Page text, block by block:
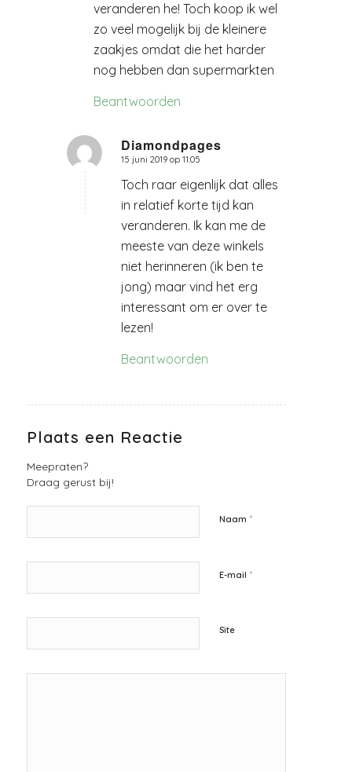
veranderen he! Toch koop ik wel
zo veel mogelijk bij de kleinere
zaakjes omdat die het harder
nog hebben dan supermarkten
Beantwoorden
Diamondpages
zegt:
15 juni 2019 op 11:05
Toch raar eigenlijk dat alles
in relatief korte tijd kan
veranderen. Ik kan me de
meeste van deze winkels
niet herinneren (ik ben te
jong) maar vind het erg
interessant om er over te
lezen!
Beantwoorden
Plaats een Reactie
Meepraten?
Draag gerust bij!
Naam *
E-mail *
Site